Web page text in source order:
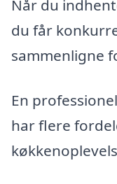
Når du
du får
sammenligne
En professionel
har flere